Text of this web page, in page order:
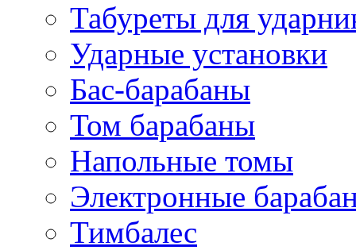
Табуреты для
Ударные установки
Бас-барабаны
Том барабаны
Напольные томы
Электронные
Тимбалес